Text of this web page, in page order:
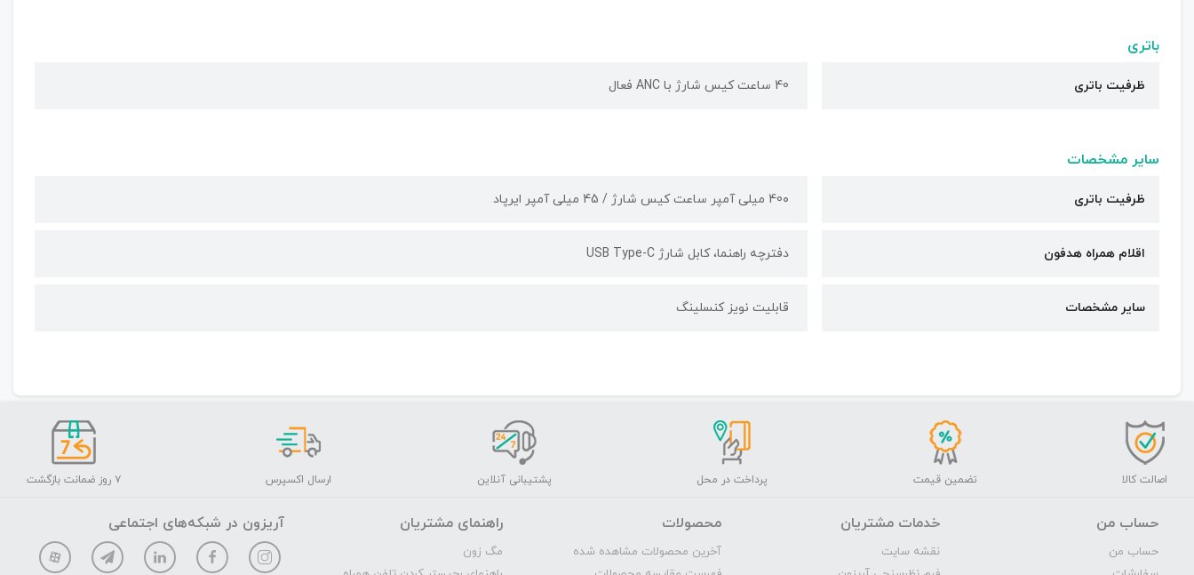
باتری
ظرفیت باتری 40 ساعت کیس شارژ با ANC فعال
سایر مشخصات
ظرفیت باتری 40۰ میلی آمپر ساعت کیس شارژ / 45 میلی آمپر ایرپاد
اقلام همراه هدفون دفترچه راهنما، کابل شارژ USB Type-C
سایر مشخصات قابلیت نویز کنسلینگ
اصالت کالا تضمین قیمت پرداخت در محل پشتیبانی آنلاین ارسال اکسپرس ۷ روز ضمانت بازگشت
حساب من
حساب من
خدمات مشتریان
نقشه سایت
محصولات
آخرین محصولات مشاهده شده
راهنمای مشتریان
مگ‌ زون
آریزون در شبکه‌های اجتماعی